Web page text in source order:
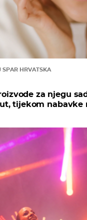
SPAR HRVATSKA
za njegu
tijekom nabavke